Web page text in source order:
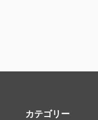
カテゴリー